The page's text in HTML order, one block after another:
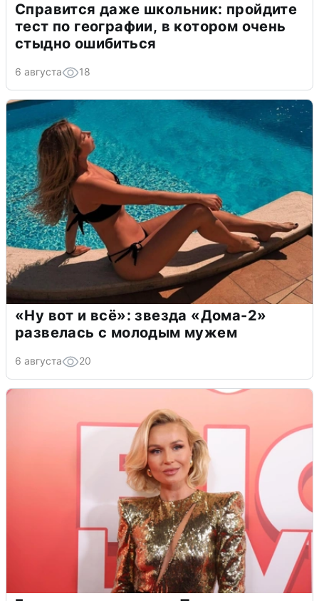
Справится даже школьник: пройдите
тест по географии, в котором очень
стыдно ошибиться
6 августа 18
«Ну вот и всё»: звезда «Дома-2»
развелась с молодым мужем
6 августа 20